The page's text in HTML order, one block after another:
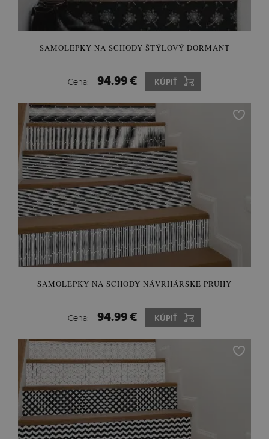
SAMOLEPKY NA SCHODY ŠTÝLOVÝ DORMANT
Cena: 94.99 € KÚPIŤ
SAMOLEPKY NA SCHODY NÁVRHÁRSKE PRUHY
Cena: 94.99 € KÚPIŤ